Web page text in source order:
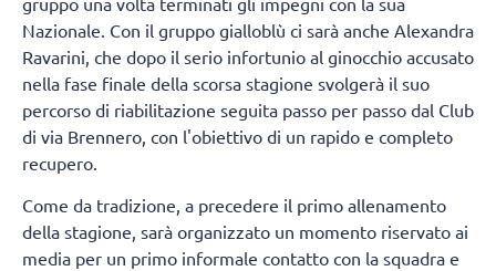
Nazionale. Con il gruppo gialloblù ci sarà anche Alexandra
Ravarini, che dopo il serio infortunio al ginocchio accusato
nella fase finale della scorsa stagione svolgerà il suo
percorso di riabilitazione seguita passo per passo dal Club
di via Brennero, con l'obiettivo di un rapido e completo
recupero.
Come da tradizione, a precedere il primo allenamento
della stagione, sarà organizzato un momento riservato ai
media per un primo informale contatto con la squadra e